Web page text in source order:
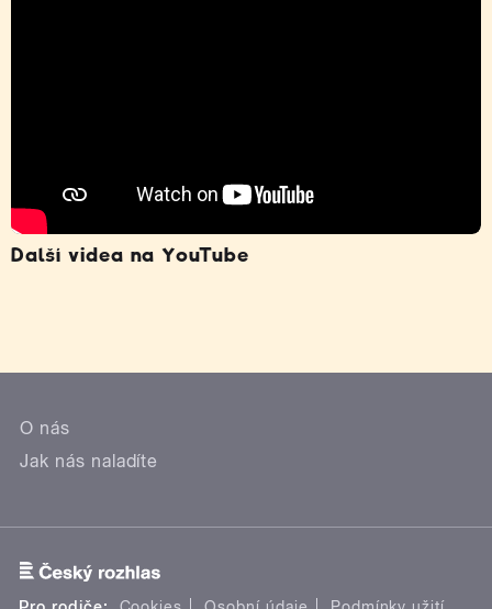
Další videa na YouTube
O nás
Jak nás naladíte